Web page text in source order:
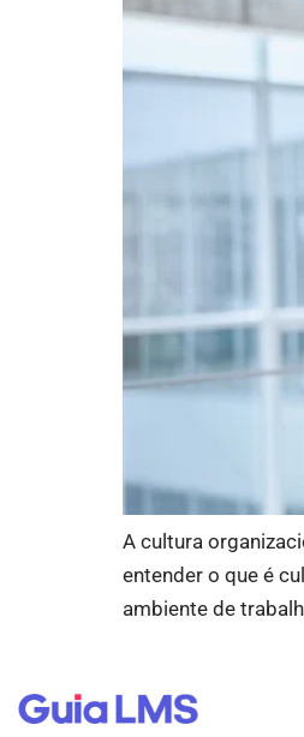
A cultura
entender o que é
ambiente de